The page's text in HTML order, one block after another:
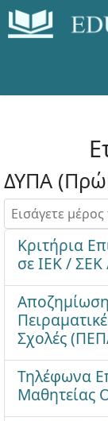
ΔΥΠΑ
Εισάγετε μέρος
Κριτήρια
σε ΙΕΚ /
Σχολές
Τηλέφωνα
Μαθητείας